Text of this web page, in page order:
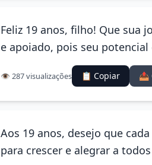
Feliz 19 anos, filho! Que sua
e apoiado, pois seu
👁️ 287 visualizações 📋 Copiar 📤
Aos 19 anos, desejo que
para crescer e alegrar a